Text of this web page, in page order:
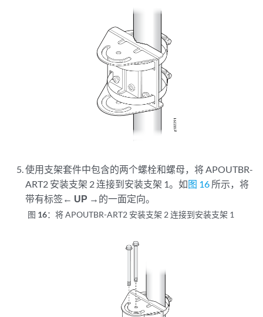
使用支架套件中包含的两个螺栓和螺母，将 APOUTBR-
ART2 安装支架 2 连接到安装支架 1。如图 16 所示，将
带有标签← UP → 的一面定向。
图 16：将 APOUTBR-ART2 安装支架 2 连接到安装支架 1